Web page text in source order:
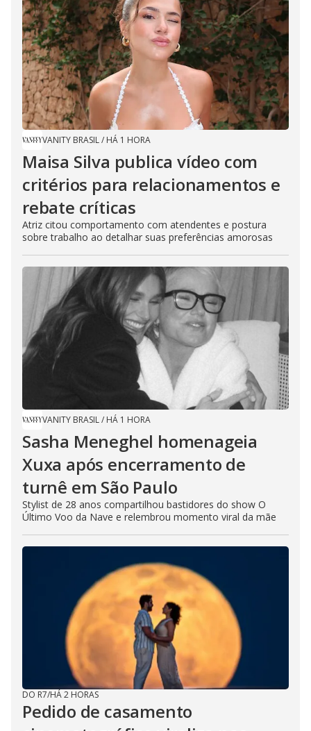
VANITY BRASIL/ HÁ 1 HORA
Maisa Silva publica vídeo com
critérios para relacionamentos e
rebate críticas
Atriz citou comportamento com atendentes e postura
sobre trabalho ao detalhar suas preferências amorosas
VANITY BRASIL/ HÁ 1 HORA
Sasha Meneghel homenageia
Xuxa após encerramento de
turnê em São Paulo
Stylist de 28 anos compartilhou bastidores do show O
Último Voo da Nave e relembrou momento viral da mãe
DO R7/HÁ 2 HORAS
Pedido de casamento